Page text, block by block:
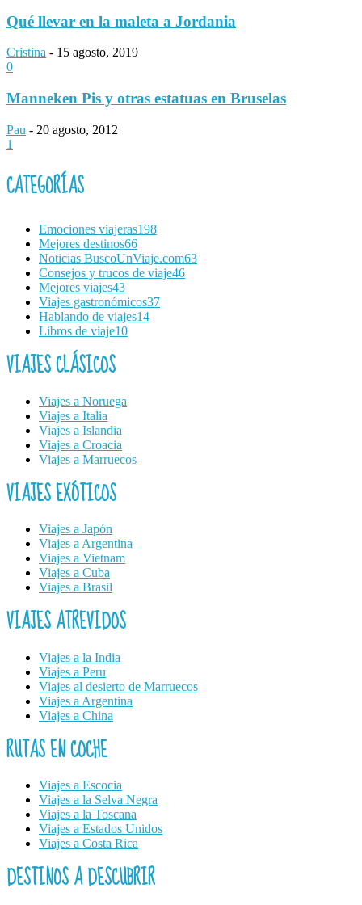
Qué llevar en la maleta a Jordania
Cristina - 15 agosto, 2019
0
Manneken Pis y otras estatuas en Bruselas
Pau - 20 agosto, 2012
1
CATEGORÍAS
Emociones viajeras198
Mejores destinos66
Noticias BuscoUnViaje.com63
Consejos y trucos de viaje46
Mejores viajes43
Viajes gastronómicos37
Hablando de viajes14
Libros de viaje10
VIAJES CLÁSICOS
Viajes a Noruega
Viajes a Italia
Viajes a Islandia
Viajes a Croacia
Viajes a Marruecos
VIAJES EXÓTICOS
Viajes a Japón
Viajes a Argentina
Viajes a Vietnam
Viajes a Cuba
Viajes a Brasil
VIAJES ATREVIDOS
Viajes a la India
Viajes a Peru
Viajes al desierto de Marruecos
Viajes a Argentina
Viajes a China
RUTAS EN COCHE
Viajes a Escocia
Viajes a la Selva Negra
Viajes a la Toscana
Viajes a Estados Unidos
Viajes a Costa Rica
DESTINOS A DESCUBRIR